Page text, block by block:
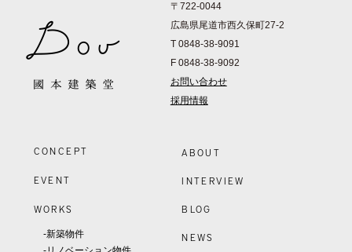
〒722-0044
広島県尾道市西久保町27-2
T 0848-38-9091
F 0848-38-9092
お問い合わせ
採用情報
CONCEPT
EVENT
WORKS
-新築物件
ABOUT
INTERVIEW
BLOG
NEWS